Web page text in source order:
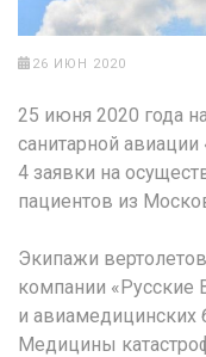
26 ИЮН 2020
25 июня 2020 года
санитарной
4 заявки на
пациентов из
Экипажи
компании «Русские
и авиамедицинских
Медицины